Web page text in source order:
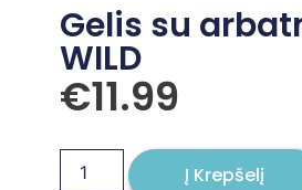
Gelis su
WILD
€11.99
Į Krepšelį